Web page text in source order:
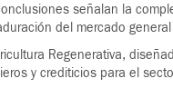
señalan la
del mercado
Regenerativa,
y crediticios para el